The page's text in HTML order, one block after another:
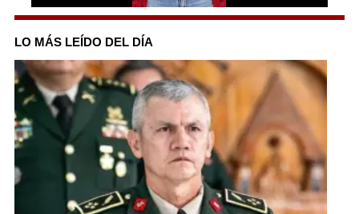
0
of
58
seconds
LO MÁS LEÍDO DEL DÍA